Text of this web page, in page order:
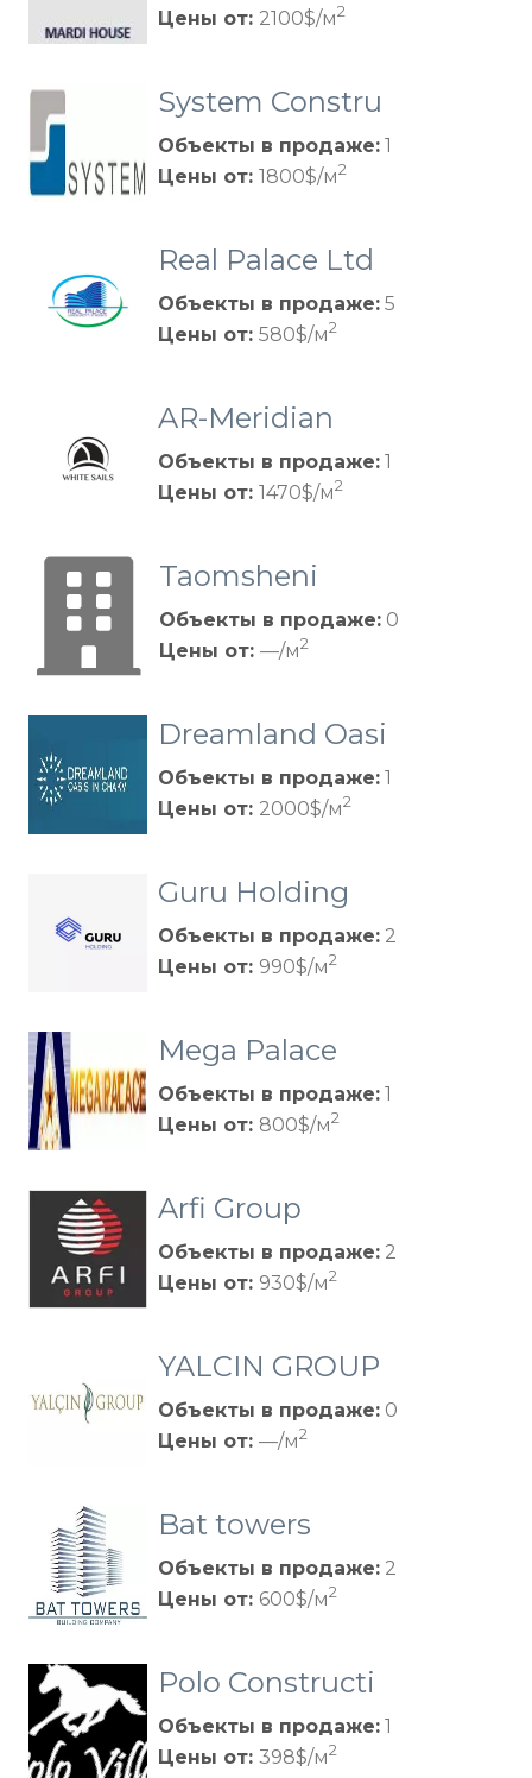
Цены от: 2100$/м2
System Constru
ction
Объекты в продаже: 1
Цены от: 1800$/м2
Real Palace Ltd
Объекты в продаже: 5
Цены от: 580$/м2
AR-Meridian
Объекты в продаже: 1
Цены от: 1470$/м2
Taomsheni
Объекты в продаже: 0
Цены от: —/м2
Dreamland Oasi
s
Объекты в продаже: 1
Цены от: 2000$/м2
Guru Holding
Объекты в продаже: 2
Цены от: 990$/м2
Mega Palace
Объекты в продаже: 1
Цены от: 800$/м2
Arfi Group
Объекты в продаже: 2
Цены от: 930$/м2
YALCIN GROUP
Объекты в продаже: 0
Цены от: —/м2
Bat towers
Объекты в продаже: 2
Цены от: 600$/м2
Polo Constructi
on
Объекты в продаже: 1
Цены от: 398$/м2